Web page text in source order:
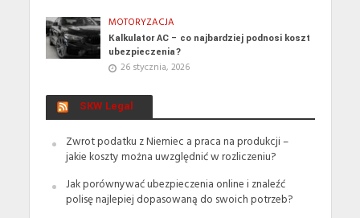
MOTORYZACJA
Kalkulator AC – co najbardziej podnosi koszt
ubezpieczenia?
26 stycznia, 2026
SKW Legal
Zwrot podatku z Niemiec a praca na produkcji –
jakie koszty można uwzględnić w rozliczeniu?
Jak porównywać ubezpieczenia online i znaleźć
polisę najlepiej dopasowaną do swoich potrzeb?